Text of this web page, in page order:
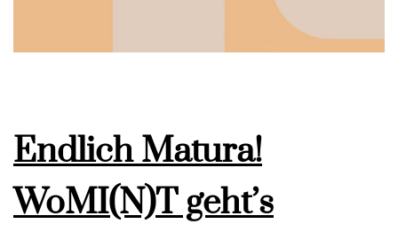
Endlich Matura!
WoMI(N)T geht’s